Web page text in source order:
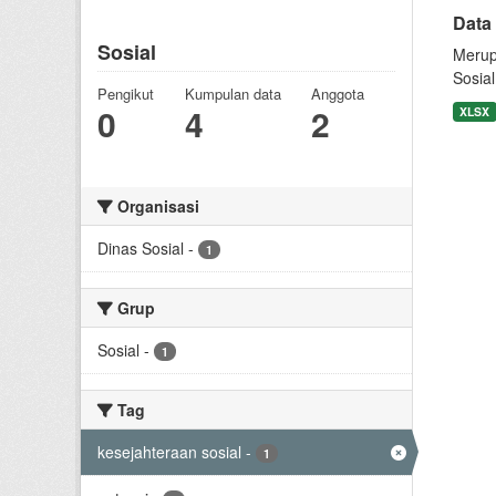
Sosial
Pengikut
0
Kumpulan data
4
Anggota
2
Organisasi
Dinas Sosial - 1
Grup
Sosial - 1
Tag
kesejahteraan sosial - 1
XLSX